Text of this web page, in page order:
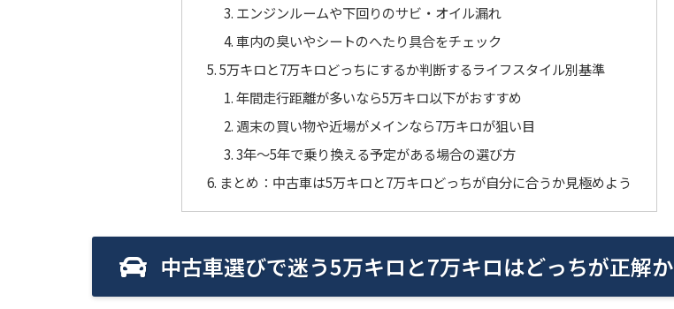
エンジンルームや下回りのサビ・オイル漏れ
車内の臭いやシートのへたり具合をチェック
5万キロと7万キロどっちにするか判断するライフスタイル別基準
年間走行距離が多いなら5万キロ以下がおすすめ
週末の買い物や近場がメインなら7万キロが狙い目
3年〜5年で乗り換える予定がある場合の選び方
まとめ：中古車は5万キロと7万キロどっちが自分に合うか見極めよう
中古車選びで迷う5万キロと7万キロはどっちが正解か